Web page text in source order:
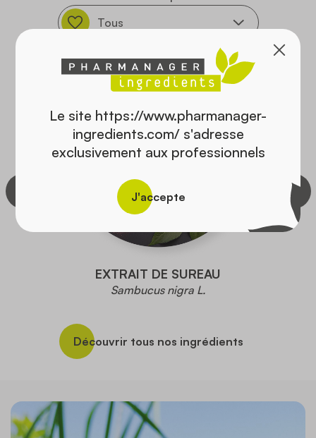
EXTRAIT DE SUREAU
Sambucus nigra L.
Découvrir tous nos ingrédients
Le site https://www.pharmanager-
ingredients.com/ s'adresse
exclusivement aux professionnels
J'accepte